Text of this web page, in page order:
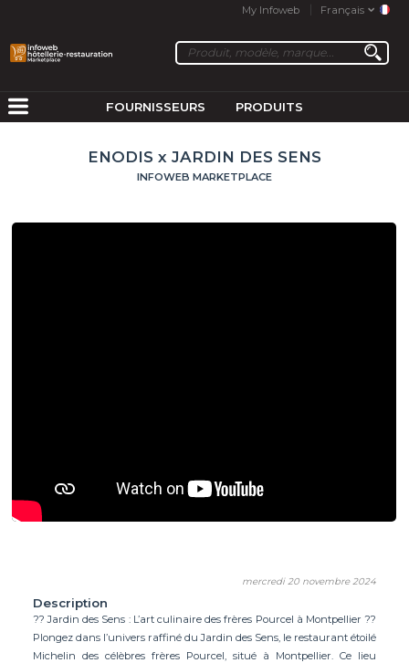
My Infoweb Français
FOURNISSEURS PRODUITS
ENODIS x JARDIN DES SENS
INFOWEB MARKETPLACE
mercredi 20 novembre 2024
Description
?? Jardin des Sens : L’art culinaire des frères Pourcel à Montpellier ??
Plongez dans l’univers raffiné du Jardin des Sens, le restaurant étoilé
Michelin des célèbres frères Pourcel, situé à Montpellier. Ce lieu